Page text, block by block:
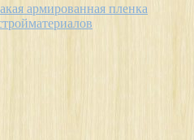
армированная пленка